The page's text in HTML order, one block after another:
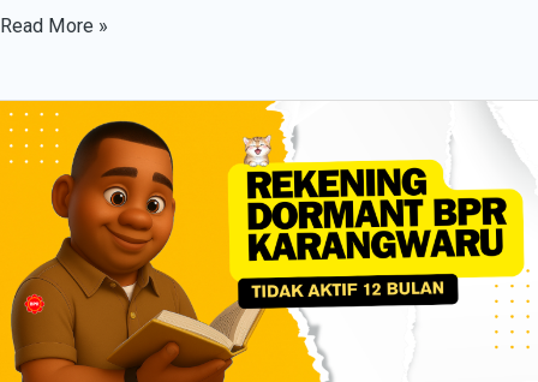
Read More »
Rekening
Dormant
Karangwaru:
Tidak
Aktif
12
Bulan